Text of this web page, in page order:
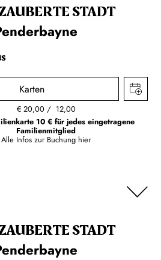
STADT
Karten
€ 20,00
12,00
10 € für jedes eingetragene
Familienmitglied
Alle Infos zur Buchung hier
STADT